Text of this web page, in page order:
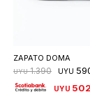
ZAPATO DOMA
UYU 1.390 UYU
UYU 502